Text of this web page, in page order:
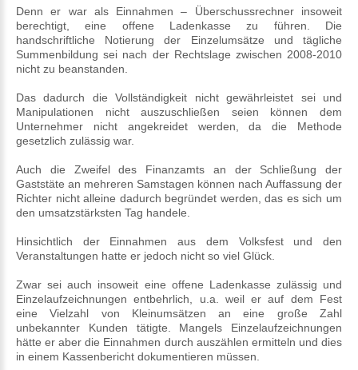
Denn er war als Einnahmen – Überschussrechner insoweit
berechtigt, eine offene Ladenkasse zu führen. Die
handschriftliche Notierung der Einzelumsätze und tägliche
Summenbildung sei nach der Rechtslage zwischen 2008-2010
nicht zu beanstanden.
Das dadurch die Vollständigkeit nicht gewährleistet sei und
Manipulationen nicht auszuschließen seien können dem
Unternehmer nicht angekreidet werden, da die Methode
gesetzlich zulässig war.
Auch die Zweifel des Finanzamts an der Schließung der
Gaststäte an mehreren Samstagen können nach Auffassung der
Richter nicht alleine dadurch begründet werden, das es sich um
den umsatzstärksten Tag handele.
Hinsichtlich der Einnahmen aus dem Volksfest und den
Veranstaltungen hatte er jedoch nicht so viel Glück.
Zwar sei auch insoweit eine offene Ladenkasse zulässig und
Einzelaufzeichnungen entbehrlich, u.a. weil er auf dem Fest
eine Vielzahl von Kleinumsätzen an eine große Zahl
unbekannter Kunden tätigte. Mangels Einzelaufzeichnungen
hätte er aber die Einnahmen durch auszählen ermitteln und dies
in einem Kassenbericht dokumentieren müssen.